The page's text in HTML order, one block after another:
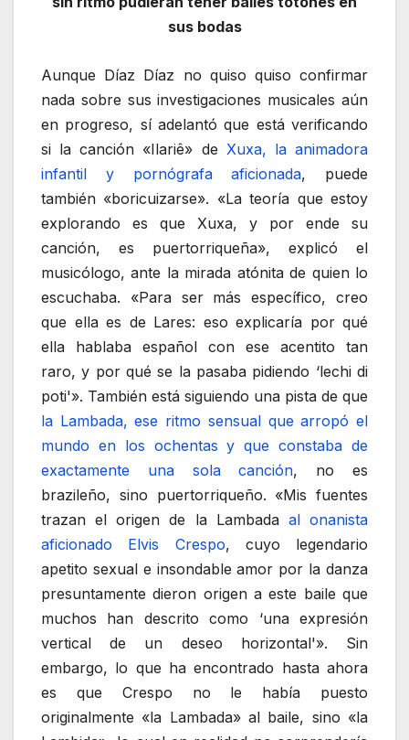
sus bodas
Aunque Díaz Díaz no quiso quiso confirmar
nada sobre sus investigaciones musicales aún
en progreso, sí adelantó que está verificando
si la canción «Ilariê» de Xuxa, la animadora
infantil y pornógrafa aficionada, puede
también «boricuizarse». «La teoría que estoy
explorando es que Xuxa, y por ende su
canción, es puertorriqueña», explicó el
musicólogo, ante la mirada atónita de quien lo
escuchaba. «Para ser más específico, creo
que ella es de Lares: eso explicaría por qué
ella hablaba español con ese acentito tan
raro, y por qué se la pasaba pidiendo ‘lechi di
poti'». También está siguiendo una pista de que
la Lambada, ese ritmo sensual que arropó el
mundo en los ochentas y que constaba de
exactamente una sola canción, no es
brazileño, sino puertorriqueño. «Mis fuentes
trazan el origen de la Lambada al onanista
aficionado Elvis Crespo, cuyo legendario
apetito sexual e insondable amor por la danza
presuntamente dieron origen a este baile que
muchos han descrito como ‘una expresión
vertical de un deseo horizontal'». Sin
embargo, lo que ha encontrado hasta ahora
es que Crespo no le había puesto
originalmente «la Lambada» al baile, sino «la